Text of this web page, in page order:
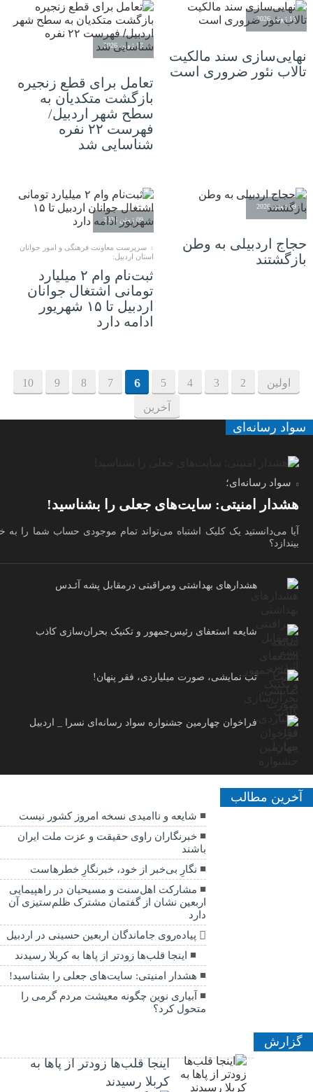
13 ژوئن 2026
نهایی‌سازی سند مالکیت
تالاب نئور ضروری است
13 ژوئن 2026
تعامل برای قطع زنجیره
بازگشت متکدیان به
سطح شهر اردبیل/
فهرست ۲۲ نفره
شناسایی شد
09 ژوئن 2026
حجاج اردبیلی به وطن
بازگشتند
09 ژوئن 2026
سرپرست معاونت فرهنگی و امور جوانان
استان اردبیل:
ثبت‌نام وام ۲ میلیارد
تومانی اشتغال جوانان
اردبیل تا ۱۵ شهریور
ادامه دارد
اولین 2
3
4
5
6
7
8
9
10
آخرین
سواد رسانه‌ای
سواد رسانه‌ای؛
هشدار امنیتی: سایت‌های جعلی را بشناسید!
آیا می‌دانستید یک کلیک اشتباه می‌تواند تمام موجودی حساب شما را به
بیندازد؟
هشدارهاى بهداشتى ومراقبتى درمقابل پشه آئـدس
شایعه استعفای رئیس‌جمهور و تکنیک بحران‌سازی کاذب
تب نمایشی، صورت میلیاردی، فقر پنهان!
فراخوان چهارمین جشنواره سواد رسانه‌ای نسرا _ اردبیل
آخرین مطالب
شایعه و ناامیدی نسخه امروز کشور نیست
خبرنگاران راوی حقیقت و عزت ملت ایران
باشند
نگارِ بی‌خبر از خود، خبرنگارِ خطرهاست
مشارکت اهل‌سنت و مسیحیان در راهپیمایی
اربعین نشان از گفتمان مشترک ظلم‌ستیزی آن
دارد
پیاده‌روی جاماندگان اربعین حسینی در اردبیل
اینجا قلب‌ها زودتر از پاها به کربلا رسیدند
هشدار امنیتی: سایت‌های جعلی را بشناسید!
آبیاری نوین چگونه معیشت مردم گرمی را
متحول کرد؟
گزارش
اینجا قلب‌ها زودتر از پاها به
کربلا رسیدند